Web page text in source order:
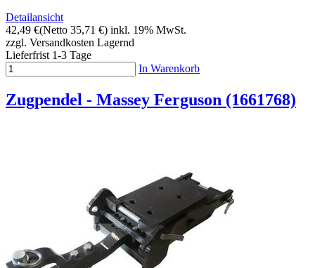
Detailansicht
42,49 €(Netto 35,71 €) inkl. 19% MwSt.
zzgl. Versandkosten Lagernd
Lieferfrist 1-3 Tage
In Warenkorb
Zugpendel - Massey Ferguson (1661768)